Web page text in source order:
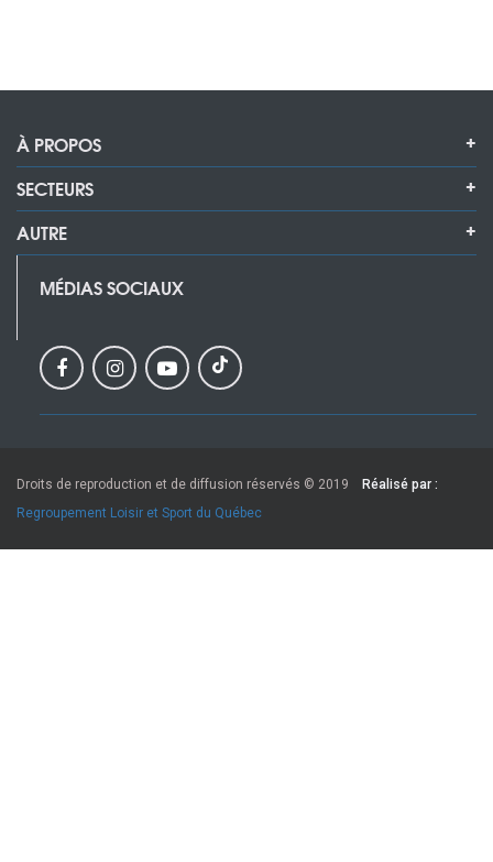
À PROPOS
SECTEURS
AUTRE
MÉDIAS SOCIAUX
Droits de reproduction et de diffusion réservés © 2019
Réalisé par :
Regroupement Loisir et Sport du Québec